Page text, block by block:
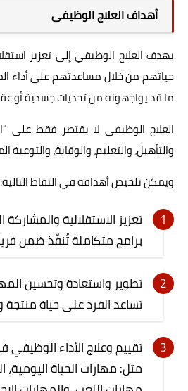
أهداف العلاج الوظيفى
يهدف العلاج الوظيفي إلى تعزيز
حياتهم من خلال مساعدتهم على أداء
ما قد يواجهونه من تحديات جسدية أو
العلاج الوظيفي لا يقتصر فقط على
والتأهيل، والتعليم، والوقاية، والتوعية
ويمكن تلخيص أهدافه في النقاط التالية:
تعزيز الاستقلالية
برامج متكاملة تُنفّذ ضمن
تطوير واستعادة وتحسين
تساعد الفرد على حياة
تقييم وعلاج الأداء
مثل: مهارات الحياة اليومية،